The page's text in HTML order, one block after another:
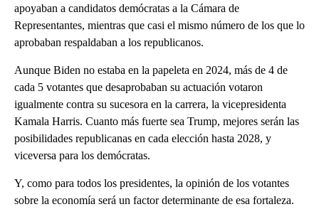
apoyaban a candidatos demócratas a la Cámara de
Representantes, mientras que casi el mismo número de los que lo
aprobaban respaldaban a los republicanos.
Aunque Biden no estaba en la papeleta en 2024, más de 4 de
cada 5 votantes que desaprobaban su actuación votaron
igualmente contra su sucesora en la carrera, la vicepresidenta
Kamala Harris. Cuanto más fuerte sea Trump, mejores serán las
posibilidades republicanas en cada elección hasta 2028, y
viceversa para los demócratas.
Y, como para todos los presidentes, la opinión de los votantes
sobre la economía será un factor determinante de esa fortaleza.